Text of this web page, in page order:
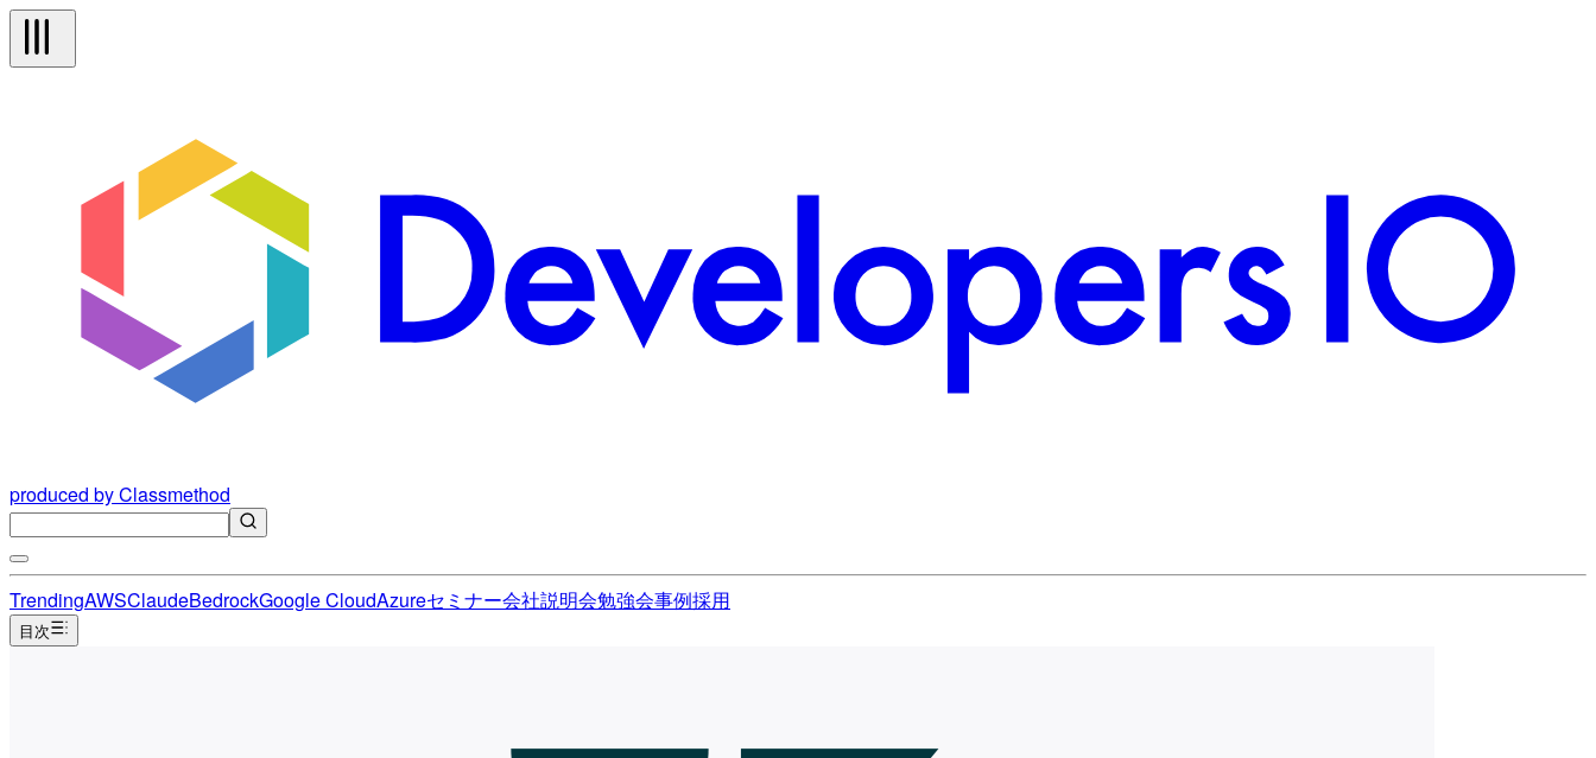
produced by Classmethod
TrendingAWSClaudeBedrockGoogle CloudAzureセミナー会社説明会勉強会事例採用
目次